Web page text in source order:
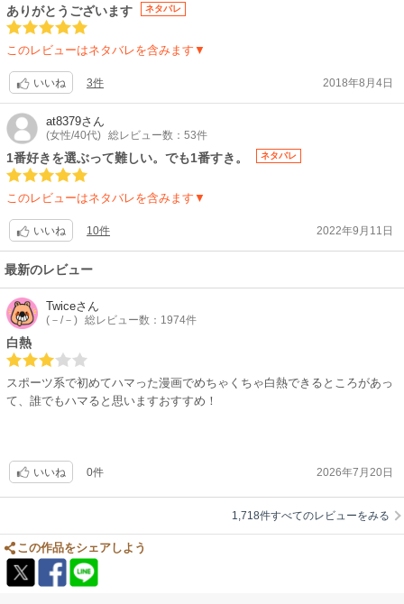
決められない。どんどん話が面白くなっていって読んでるうちに漫画の中
の人達に感情移入して、私も一緒にバレーボールしてる！みたいな感覚に
なる。試合に勝ったら自分のことの様に嬉しくなるし、負けたら本当に悔
1話1話のタイトルもかっこいいし、何よりも読者の期待をことごとく裏切
ってくる！私が1番見たかった高校との試合の終わり方はもう意外すぎて
古舘先生天才だと思った。コマ割りも他の漫画にはない独特なコマ割りが
あって天才だ！ってなるしずーっとドキドキハラハラ。何回泣いたこと
か。
本当に泣けます。私みたいな中学で部活は辞めたような人も、中学高校大
思い出して楽しめる作品だと思う。
ハイキューを読んで元気をもらって、頑張ろうって気持ちになれて、ハイ
キューに何度も救われました。
本当に今までありがとう。今までもこれから先もずっと、ずっとずーっ
と、私の中の1番の作品はハイキューです。大好き。
古舘先生、書くのがつらい時もあったと何巻かは忘れたけど書いてあった
のを覚えてます。それでもハイキューを描き続けてくれてありがとうござ
いました。お疲れ様でした。オリンピック編、ちょっと期待してます。笑
ありがとうございます ネタバレ
このレビューはネタバレを含みます▼
いいね 3件 2018年8月4日
at8379さん
(女性/40代) 総レビュー数：53件
1番好きを選ぶって難しい。でも1番すき。 ネタバレ
このレビューはネタバレを含みます▼
いいね 10件 2022年9月11日
最新のレビュー
Twiceさん
(－/－) 総レビュー数：1974件
白熱
スポーツ系で初めてハマった漫画でめちゃくちゃ白熱できるところがあっ
て、誰でもハマると思いますおすすめ！
いいね 0件 2026年7月20日
1,718件すべてのレビューをみる
この作品をシェアしよう